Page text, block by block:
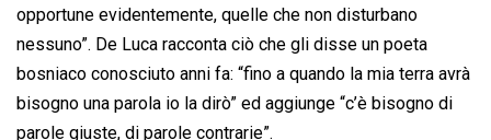
opportune evidentemente, quelle che non disturbano
nessuno”. De Luca racconta ciò che gli disse un poeta
bosniaco conosciuto anni fa: “fino a quando la mia terra avrà
bisogno una parola io la dirò” ed aggiunge “c’è bisogno di
parole giuste, di parole contrarie”.